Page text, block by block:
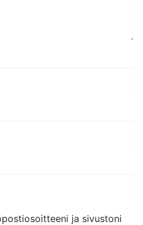
ja sivustoni